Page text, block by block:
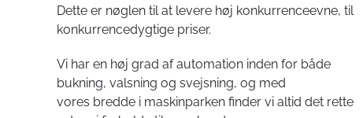
Dette er nøglen til at levere høj konkurrenceevne, til
konkurrencedygtige priser.
Vi har en høj grad af automation inden for både
bukning, valsning og svejsning, og med
vores bredde i maskinparken finder vi altid det rette